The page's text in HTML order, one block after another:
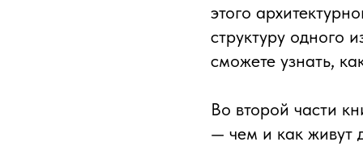
этого
структуру одного
сможете узнать,
Во второй части
— чем и как живут